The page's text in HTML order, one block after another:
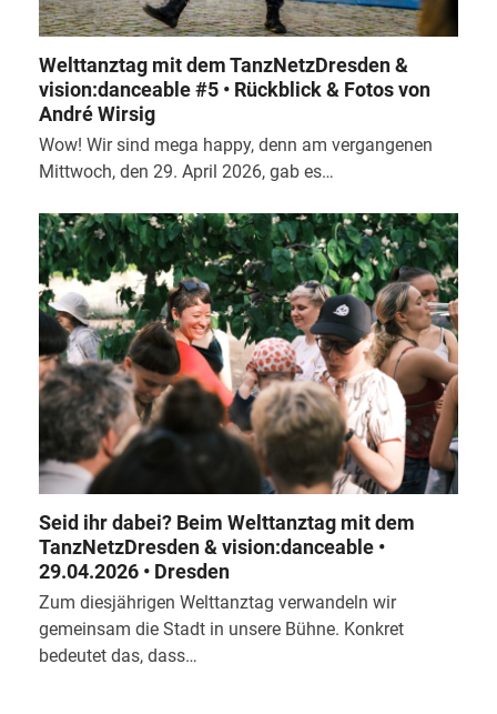
Welttanztag mit dem TanzNetzDresden &
vision:danceable #5 • Rückblick & Fotos von
André Wirsig
Wow! Wir sind mega happy, denn am vergangenen
Mittwoch, den 29. April 2026, gab es…
Seid ihr dabei? Beim Welttanztag mit dem
TanzNetzDresden & vision:danceable •
29.04.2026 • Dresden
Zum diesjährigen Welttanztag verwandeln wir
gemeinsam die Stadt in unsere Bühne. Konkret
bedeutet das, dass…